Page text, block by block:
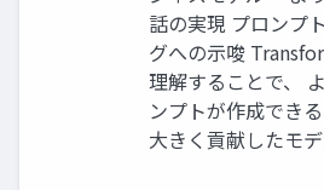
話の実現 プロンプ
グへの示唆
理解することで、
ンプトが作成でき
大きく貢献したモ